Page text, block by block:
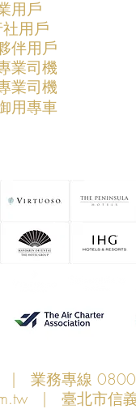
VIP Global成
2025全球AI
用戶
用戶
伴用戶
業司機
業司機
用專車
| 業務專線
| 臺北市信